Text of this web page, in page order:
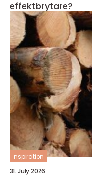
effektbrytare?
inspiration
31. July 2026